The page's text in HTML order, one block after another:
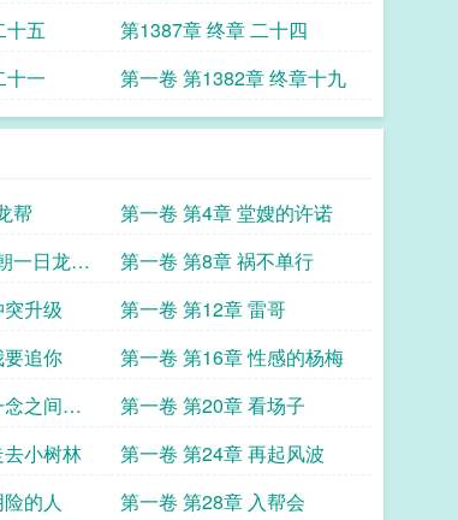
十五
第1387章 终章 二十四
十一 第一卷 第1382章 终章十九
帮
第一卷 第4章 堂嫂的许诺
一日龙得
第一卷 第8章 祸不单行
升级
第一卷 第12章 雷哥
追你
第一卷 第16章 性感的杨梅
之间两
第一卷 第20章 看场子
小树林
第一卷 第24章 再起风波
的人
第一卷 第28章 入帮会